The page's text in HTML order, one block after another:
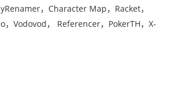
，Character Map，Racket，
，Vodovod， Referencer，PokerTH，X-